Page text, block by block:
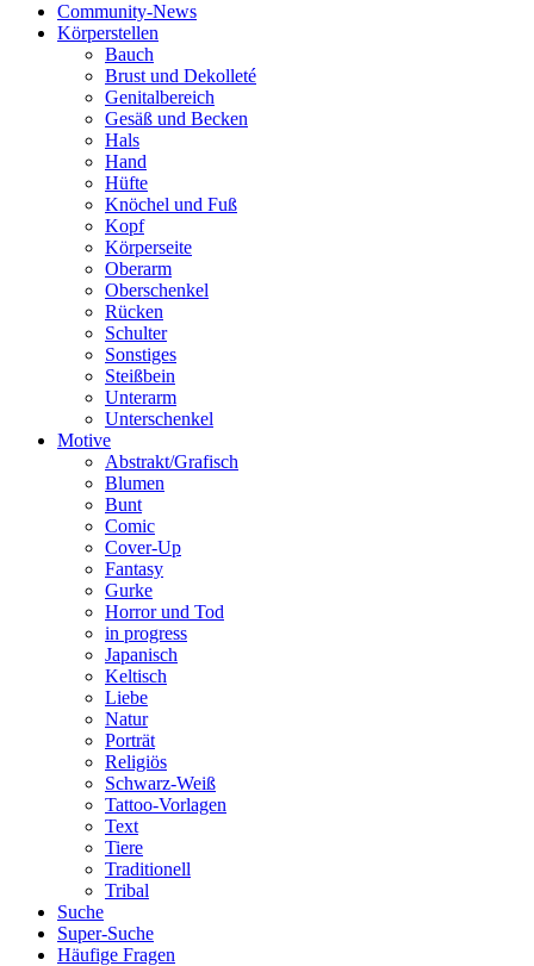
Community-News
Körperstellen
Bauch
Brust und Dekolleté
Genitalbereich
Gesäß und Becken
Hals
Hand
Hüfte
Knöchel und Fuß
Kopf
Körperseite
Oberarm
Oberschenkel
Rücken
Schulter
Sonstiges
Steißbein
Unterarm
Unterschenkel
Motive
Abstrakt/Grafisch
Blumen
Bunt
Comic
Cover-Up
Fantasy
Gurke
Horror und Tod
in progress
Japanisch
Keltisch
Liebe
Natur
Porträt
Religiös
Schwarz-Weiß
Tattoo-Vorlagen
Text
Tiere
Traditionell
Tribal
Suche
Super-Suche
Häufige Fragen